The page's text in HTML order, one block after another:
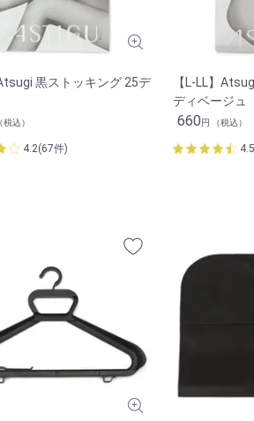
黒ストッキング 25デ
税込）
4.2(67件)
【L-LL】
ディベージュ
660円 （税込）